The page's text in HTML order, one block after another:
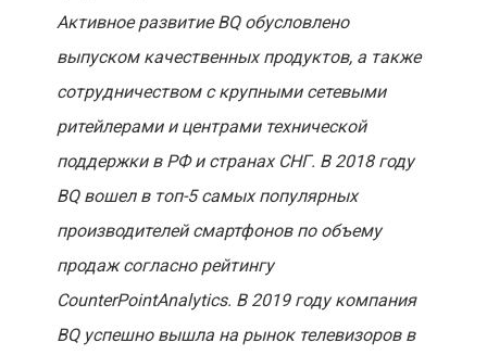
Активное развитие BQ обусловлено
выпуском качественных продуктов, а также
сотрудничеством с крупными сетевыми
ритейлерами и центрами технической
поддержки в РФ и странах СНГ. В 2018 году
BQ вошел в топ-5 самых популярных
производителей смартфонов по объему
продаж согласно рейтингу
CounterPointAnalytics. В 2019 году компания
BQ успешно вышла на рынок телевизоров в